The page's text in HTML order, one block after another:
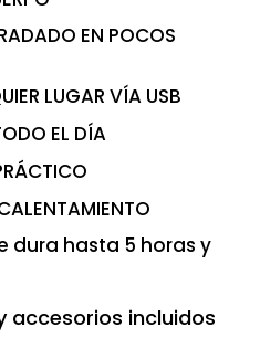
EN POCOS
LUGAR VÍA USB
EL DÍA
dura hasta 5 horas y
accesorios incluidos